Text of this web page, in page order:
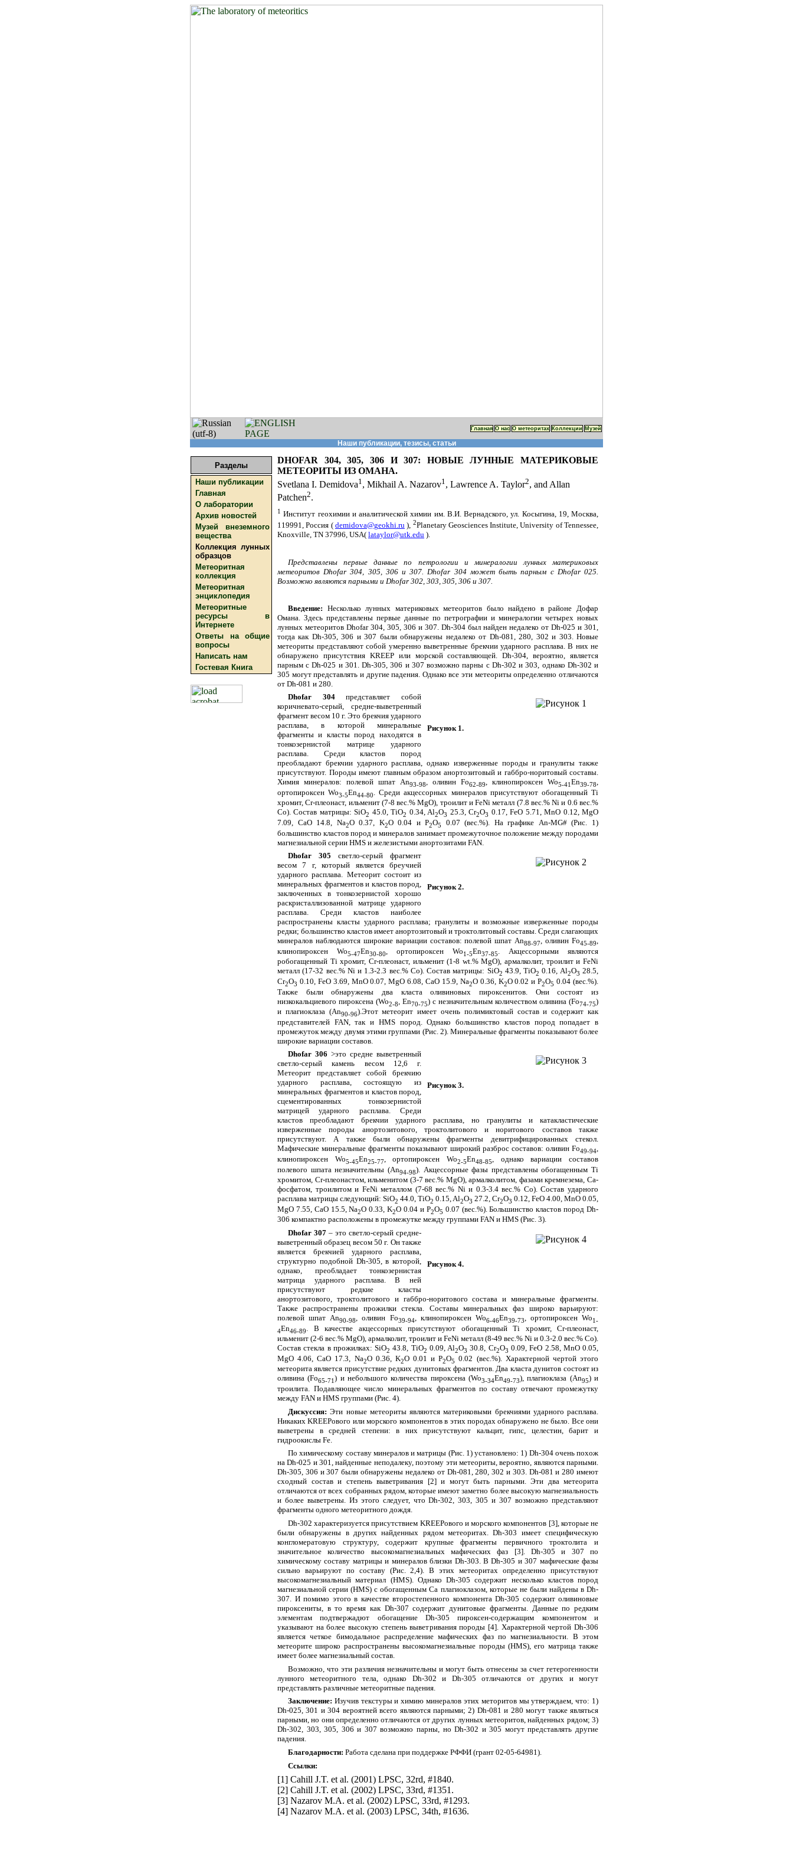
Главная О нас О метеоритах Коллекции Музей
Наши публикации, тезисы, статьи
Разделы
Наши публикации
Главная
О лаборатории
Архив новостей
Музей внеземного
вещества
Коллекция лунных
образцов
Метеоритная
коллекция
Метеоритная
энциклопедия
Метеоритные
ресурсы в
Интернете
Ответы на общие
вопросы
Написать нам
Гостевая Книга
DHOFAR 304, 305, 306 И 307: НОВЫЕ ЛУННЫЕ МАТЕРИКОВЫЕ
МЕТЕОРИТЫ ИЗ ОМАНА.
Svetlana I. Demidova1 , Mikhail A. Nazarov1 , Lawrence A. Taylor2, and Allan
Patchen2.
1 Институт геохимии и аналитической химии им. В.И. Вернадского, ул. Косыгина, 19, Москва,
119991, Россия ( demidova@geokhi.ru ), 2Planetary Geosciences Institute, University of Tennessee,
Knoxville, TN 37996, USA( lataylor@utk.edu ).
Представлены первые данные по петрологии и минералогии лунных материковых
метеоритов Dhofar 304, 305, 306 и 307. Dhofar 304 может быть парным с Dhofar 025.
Возможно являются парными и Dhofar 302, 303, 305, 306 и 307.
Введение: Несколько лунных материковых метеоритов было найдено в районе Дофар
Омана. Здесь представлены первые данные по петрографии и минералогии четырех новых
лунных метеоритов Dhofar 304, 305, 306 и 307. Dh-304 был найден недалеко от Dh-025 и 301,
тогда как Dh-305, 306 и 307 были обнаружены недалеко от Dh-081, 280, 302 и 303. Новые
метеориты представляют собой умеренно выветренные брекчии ударного расплава. В них не
обнаружено присутствия KREEP или морской составляющей. Dh-304, вероятно, является
парным с Dh-025 и 301. Dh-305, 306 и 307 возможно парны с Dh-302 и 303, однако Dh-302 и
305 могут представлять и другие падения. Однако все эти метеориты определенно отличаются
от Dh-081 и 280.
Рисунок 1.
Dhofar 304представляет собой
коричневато-серый, средне-выветренный
фрагмент весом 10 г. Это брекчия ударного
расплава, в которой минеральные
фрагменты и класты пород находятся в
тонкозернистой матрице ударного
расплава. Среди кластов пород
преобладают брекчии ударного расплава, однако изверженные породы и гранулиты также
присутствуют. Породы имеют главным образом анортозитовый и габбро-норитовый составы.
Химия минералов: полевой шпат An93-98, оливин Fo62-89, клинопироксен Wo5-41En39-78,
ортопироксен Wo3-5En44-80
. Среди акцессорных минералов присутствуют обогащенный Ti
хромит, Cr-плеонаст, ильменит (7-8 вес.% MgO), троилит и FeNi металл (7.8 вес.% Ni и 0.6 вес.%
Co). Состав матрицы: SiO2 45.0, TiO2 0.34, Al2O3 25.3, Cr2O3 0.17, FeO 5.71, MnO 0.12, MgO
7.09, CaO 14.8, Na2O 0.37, K2O 0.04 и P2O5
0.07 (вес.%). На графике An-MG# (Рис. 1)
большинство кластов пород и минералов занимает промежуточное положение между породами
магнезиальной серии HMS и железистыми анортозитами FAN.
Рисунок 2.
Dhofar 305 светло-серый фрагмент
весом 7 г, который является бреучией
ударного расплава. Метеорит состоит из
минеральных фрагментов и кластов пород,
заключенных в тонкозернистой хорошо
раскристаллизованной матрице ударного
расплава. Среди кластов наиболее
распространены класты ударного расплава; гранулиты и возможные изверженные породы
редки; большинство кластов имеет анортозитовый и троктолитовый составы. Среди слагающих
минералов наблюдаются широкие вариации составов: полевой шпат An88-97, оливин Fo45-89,
клинопироксен Wo5-47En30-80 , ортопироксен Wo1-5En37-85
. Акцессорными являются
робогащенный Ti хромит, Cr-плеонаст, ильменит (1-8 wt.% MgO), армалколит, троилит и FeNi
металл (17-32 вес.% Ni и 1.3-2.3 вес.% Co). Состав матрицы: SiO2 43.9, TiO2 0.16, Al2O3 28.5,
Cr2O3 0.10, FeO 3.69, MnO 0.07, MgO 6.08, CaO 15.9, Na2O 0.36, K2O 0.02 и P2O5 0.04 (вес.%).
Также были обнаружены два класта оливиновых пироксенитов. Они состоят из
низкокальциевого пироксена (Wo2-8 , En70-75) с незначительным количеством оливина (Fo74-75)
и плагиоклаза (An90-96).Этот метеорит имеет очень полимиктовый состав и содержит как
представителей FAN, так и HMS пород. Однако большинство кластов пород попадает в
промежуток между двумя этими группами (Рис. 2). Минеральные фрагменты показывают более
широкие вариации составов.
Рисунок 3.
Dhofar 306 >это средне выветренный
светло-серый камень весом 12,6 г.
Метеорит представляет собой брекчию
ударного расплава, состоящую из
минеральных фрагментов и кластов пород,
сцементированных тонкозернистой
матрицей ударного расплава. Среди
кластов преобладают брекчии ударного расплава, но гранулиты и катакластические
изверженные породы анортозитового, троктолитового и норитового составов также
присутствуют. А также были обнаружены фрагменты девитрифицированных стекол.
Мафические минеральные фрагменты показывают широкий разброс составов: оливин Fo49-94,
клинопироксен Wo5-45En25-77, ортопироксен Wo2-5En48-85, однако вариации составов
полевого шпата незначительны (An94-98). Акцессорные фазы представлены обогащенным Ti
хромитом, Cr-плеонастом, ильменитом (3-7 вес.% MgO), армалколитом, фазами кремнезема, Ca-
фосфатом, троилитом и FeNi металлом (7-68 вес.% Ni и 0.3-3.4 вес.% Co). Состав ударного
расплава матрицы следующий: SiO2 44.0, TiO2 0.15, Al2O3 27.2, Cr2O3 0.12, FeO 4.00, MnO 0.05,
MgO 7.55, CaO 15.5, Na2O 0.33, K2O 0.04 и P2O5 0.07 (вес.%). Большинство кластов пород Dh-
306 компактно расположены в промежутке между группами FAN и HMS (Рис. 3).
Рисунок 4.
Dhofar 307 – это светло-серый средне-
выветренный образец весом 50 г. Он также
является брекчией ударного расплава,
структурно подобной Dh-305, в которой,
однако, преобладает тонкозернистая
матрица ударного расплава. В ней
присутствуют редкие класты
анортозитового, троктолитового и габбро-норитового состава и минеральные фрагменты.
Также распространены прожилки стекла. Составы минеральных фаз широко варьируют:
полевой шпат An90-98, оливин Fo39-94, клинопироксен Wo6-46En39-73, ортопироксен Wo1-
4En46-89
. В качестве акцессорных присутствуют обогащенный Ti хромит, Cr-плеонаст,
ильменит (2-6 вес.% MgO), армалколит, троилит и FeNi металл (8-49 вес.% Ni и 0.3-2.0 вес.% Co).
Состав стекла в прожилках: SiO2 43.8, TiO2 0.09, Al2O3 30.8, Cr2O3 0.09, FeO 2.58, MnO 0.05,
MgO 4.06, CaO 17.3, Na2O 0.36, K2O 0.01 и P2O5 0.02 (вес.%). Характерной чертой этого
метеорита является присутствие редких дунитовых фрагментов. Два класта дунитов состоят из
оливина (Fo65-71) и небольшого количества пироксена (Wo3-34En49-73), плагиоклаза (An95) и
троилита. Подавляющее число минеральных фрагментов по составу отвечают промежутку
между FAN и HMS группами (Рис. 4).
Дискуссия:Эти новые метеориты являются материковыми брекчиями ударного расплава.
Никаких KREEPового или морского компонентов в этих породах обнаружено не было. Все они
выветрены в средней степени: в них присутствуют кальцит, гипс, целестин, барит и
гидроокислы Fe.
По химическому составу минералов и матрицы (Рис. 1) установлено: 1) Dh-304 очень похож
на Dh-025 и 301, найденные неподалеку, поэтому эти метеориты, вероятно, являются парными.
Dh-305, 306 и 307 были обнаружены недалеко от Dh-081, 280, 302 и 303. Dh-081 и 280 имеют
сходный состав и степень выветривания [2] и могут быть парными. Эти два метеорита
отличаются от всех собранных рядом, которые имеют заметно более высокую магнезиальность
и более выветрены. Из этого следует, что Dh-302, 303, 305 и 307 возможно представляют
фрагменты одного метеоритного дождя.
Dh-302 характеризуется присутствием KREEPового и морского компонентов [3], которые не
были обнаружены в других найденных рядом метеоритах. Dh-303 имеет специфическую
конгломератовую структуру, содержит крупные фрагменты первичного троктолита и
значительное количество высокомагнезиальных мафических фаз [3]. Dh-305 и 307 по
химическому составу матрицы и минералов близки Dh-303. В Dh-305 и 307 мафические фазы
сильно варьируют по составу (Рис. 2,4). В этих метеоритах определенно присутствуют
высокомагнезиальный материал (HMS). Однако Dh-305 содержит несколько кластов пород
магнезиальной серии (HMS) с обогащенным Са плагиоклазом, которые не были найдены в Dh-
307. И помимо этого в качестве второстепенного компонента Dh-305 содержит оливиновые
пироксениты, в то время как Dh-307 содержит дунитовые фрагменты. Данные по редким
элементам подтвержадют обогащение Dh-305 пироксен-содержащим компонентом и
указывают на более высокую степень выветривания породы [4]. Характерной чертой Dh-306
является четкое бимодальное распределение мафических фаз по магнезиальности. В этом
метеорите широко распространены высокомагнезиальные породы (HMS), его матрица также
имеет более магнезиальный состав.
Возможно, что эти различия незначительны и могут быть отнесены за счет гетерогенности
лунного метеоритного тела, однако Dh-302 и Dh-305 отличаются от других и могут
представлять различные метеоритные падения.
Заключение: Изучив текстуры и химию минералов этих меторитов мы утверждаем, что: 1)
Dh-025, 301 и 304 вероятней всего являются парными; 2) Dh-081 и 280 могут также являться
парными, но они определенно отличаются от других лунных метеоритов, найденных рядом; 3)
Dh-302, 303, 305, 306 и 307 возможно парны, но Dh-302 и 305 могут представлять другие
падения.
Благодарности: Работа сделана при поддержке РФФИ (грант 02-05-64981).
Ссылки:
[1] Cahill J.T. et al. (2001) LPSC, 32rd, #1840.
[2] Cahill J.T. et al. (2002) LPSC, 33rd, #1351.
[3] Nazarov M.A. et al. (2002) LPSC, 33rd, #1293.
[4] Nazarov M.A. et al. (2003) LPSC, 34th, #1636.